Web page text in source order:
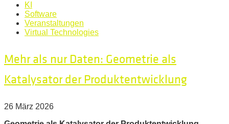
KI
Software
Veranstaltungen
Virtual Technologies
Mehr als nur Daten: Geometrie als
Katalysator der Produktentwicklung
26 März 2026